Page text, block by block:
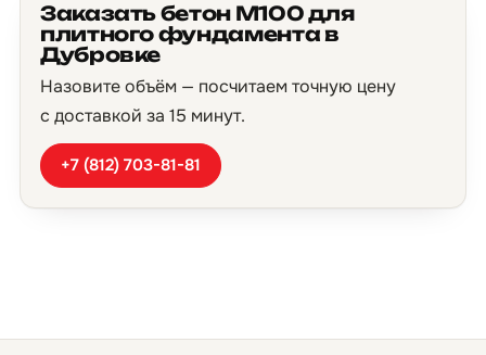
Заказать бетон М100 для
плитного фундамента в
Дубровке
Назовите объём — посчитаем точную цену
с доставкой за 15 минут.
+7 (812) 703-81-81